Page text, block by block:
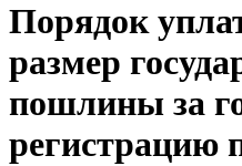
Порядок
размер
пошлины за
регистрацию